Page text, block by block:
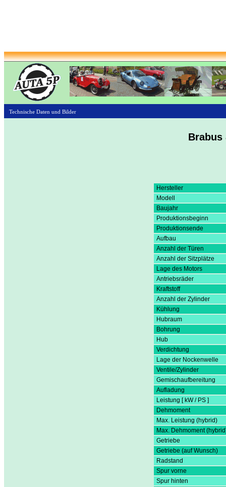
Technische Daten und Bilder
Brabus
Hersteller
Modell
Baujahr
Produktionsbeginn
Produktionsende
Aufbau
Anzahl der Türen
Anzahl der Sitzplätze
Lage des Motors
Antriebsräder
Kraftstoff
Anzahl der Zylinder
Kühlung
Hubraum
Bohrung
Hub
Verdichtung
Lage der Nockenwelle
Ventile/Zylinder
Gemischaufbereitung
Aufladung
Leistung [ kW / PS ]
Dehmoment
Max. Leistung (hybrid)
Max. Dehmoment
Getriebe
Getriebe (auf Wunsch)
Radstand
Spur vorne
Spur hinten